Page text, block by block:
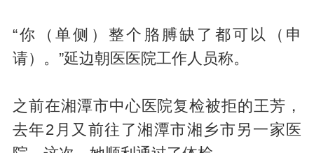
“你（单侧）整个胳膊缺了都可以（申
请）。”延边朝医医院工作人员称。
之前在湘潭市中心医院复检被拒的王芳，
去年2月又前往了湘潭市湘乡市另一家医